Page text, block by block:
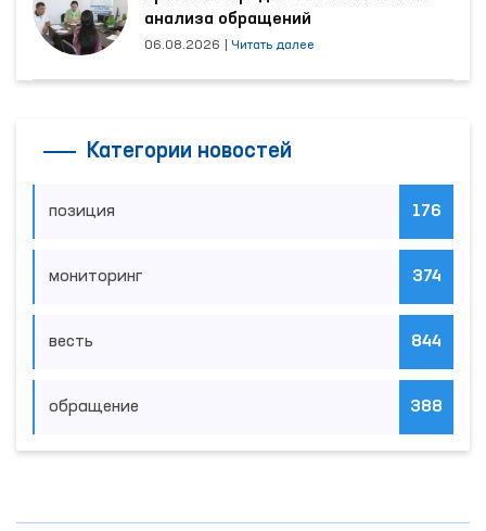
анализа обращений
06.08.2026 Читать далее
Категории новостей
позиция 176
мониторинг 374
весть 844
обращение 388